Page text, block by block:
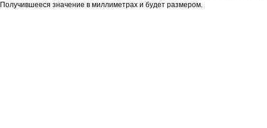
Получившееся значение в миллиметрах и будет размером.